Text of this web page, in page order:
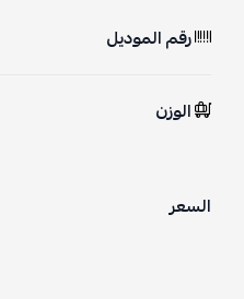
رقم الموديل
الوزن
السعر